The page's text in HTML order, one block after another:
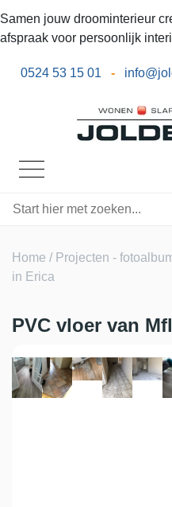
Samen jouw droominterieur
afspraak voor persoonlijk
0524 53 15 01 -
Home / Projecten -
in Erica
PVC vloer van